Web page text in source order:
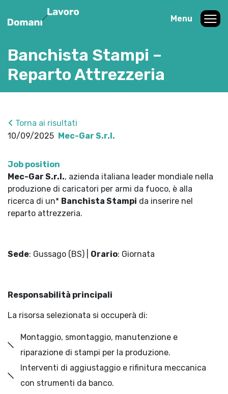
Menu
Banchista Stampi –
Reparto Attrezzeria
Torna ai risultati
10/09/2025 Mec-Gar S.r.l.
Job position
Mec-Gar S.r.l., azienda italiana leader mondiale nella
produzione di caricatori per armi da fuoco, è alla
ricerca di un* Banchista Stampi da inserire nel
reparto attrezzeria.
Sede: Gussago (BS) Orario: Giornata
Responsabilità principali
La risorsa selezionata si occuperà di:
Montaggio, smontaggio, manutenzione e
riparazione di stampi per la produzione.
Interventi di aggiustaggio e rifinitura meccanica
con strumenti da banco.